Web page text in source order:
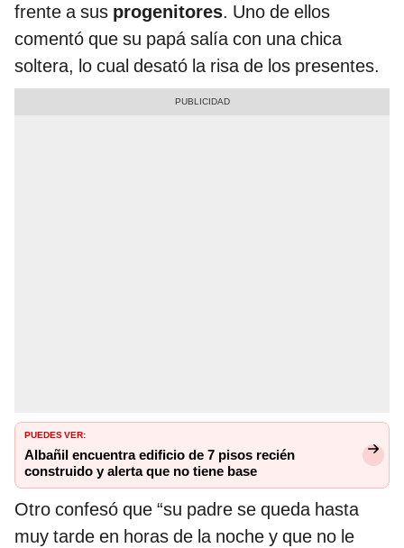
frente a sus progenitores. Uno de ellos
comentó que su papá salía con una chica
soltera, lo cual desató la risa de los presentes.
PUEDES VER:
Albañil encuentra edificio de 7 pisos recién
construido y alerta que no tiene base
Otro confesó que “su padre se queda hasta
muy tarde en horas de la noche y que no le